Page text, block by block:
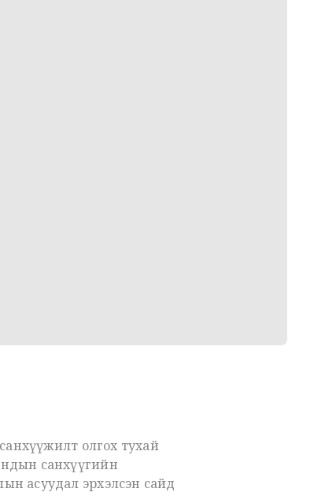
олгох тухай
санхүүгийн
асуудал эрхэлсэн сайд